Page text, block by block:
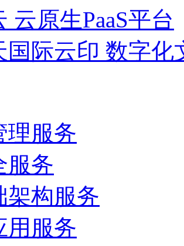
云原生PaaS平台
国际云印 数字化
理服务
服务
架构服务
用服务